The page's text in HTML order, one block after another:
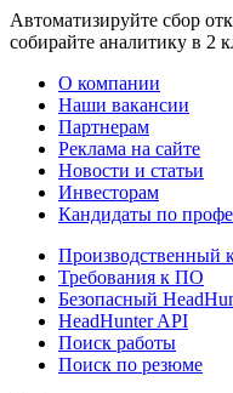
Автоматизируйте сбор
собирайте аналитику в 2
О компании
Наши вакансии
Партнерам
Реклама на сайте
Новости и статьи
Инвесторам
Кандидаты по
Производственный
Требования к ПО
Безопасный
HeadHunter API
Поиск работы
Поиск по резюме